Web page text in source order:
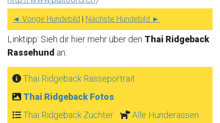
◄ Vorige Hundebild | Nächste Hundebild ►
Linktipp: Sieh dir hier mehr über den Thai Ridgeback
Rassehund an:
Thai Ridgeback Rasseportrait
Thai Ridgeback Fotos
Thai Ridgeback Züchter
Alle Hunderassen